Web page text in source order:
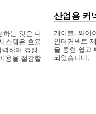
하는 것은 더
스템은 효율
하여 경쟁
용을 절감할
산업용 커
케이블, 와이
인터커넥트
을 통한 쉽고
되었습니다.